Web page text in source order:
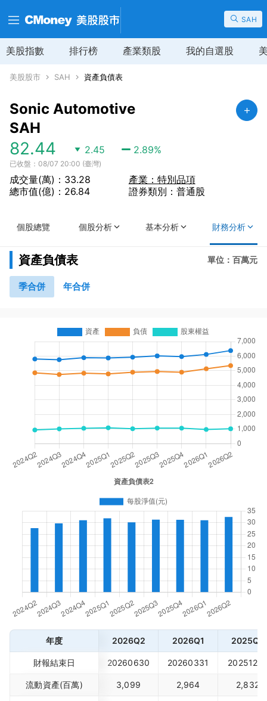
SAH
美股指數 排行榜 產業類股 我的自選股
美股股市 SAH 資產負債表
Sonic Automotive
SAH
82.44 2.45 2.89%
已收盤：08/07 20:00 (臺灣)
成交量(萬)：33.28
總市值(億)：26.84
產業：特別品項
證券類別：普通股
個股總覽 個股分析 基本分析 財務分析
資產負債表 單位：百萬元
季合併 年合併
年度 2026Q2 2026Q1 2025Q4
財報結束日 20260630 20260331 20251231
流動資產(百萬) 3,099 2,964 2,832